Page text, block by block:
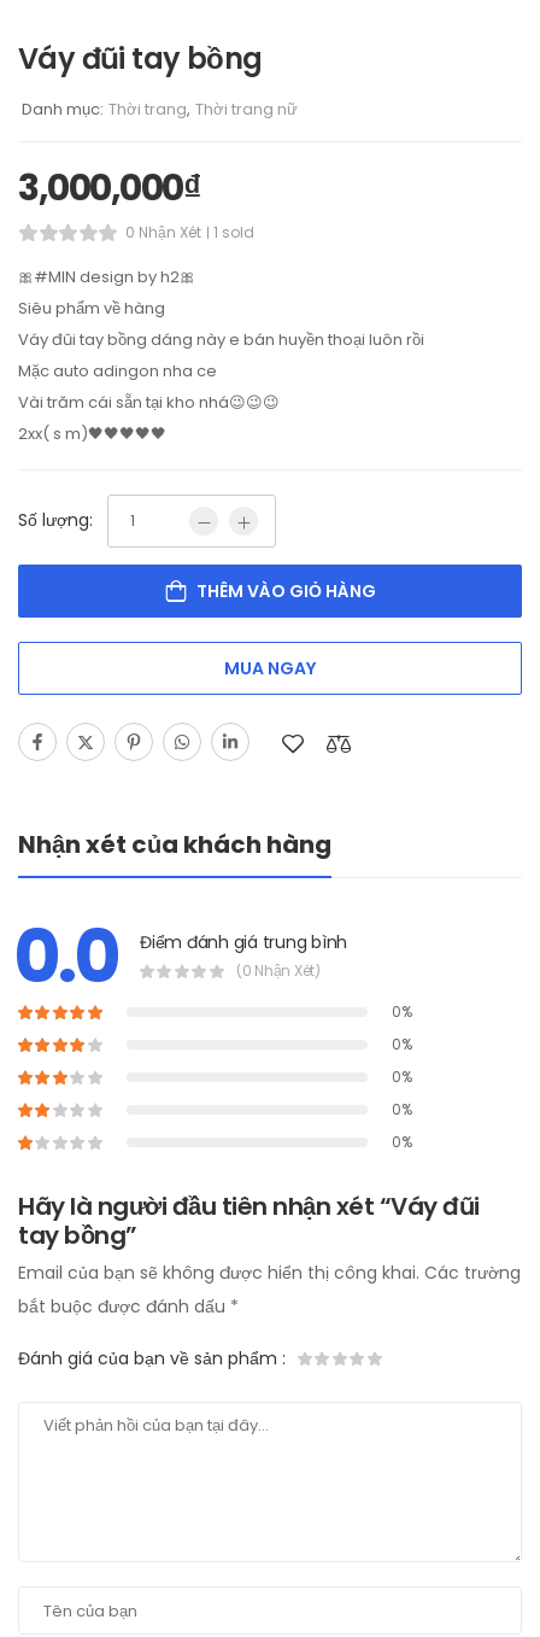
Váy đũi tay bồng
Danh mục: Thời trang, Thời trang nữ
3,000,000₫
0 Nhận Xét 1 sold
🎀#MIN design by h2🎀
Siêu phẩm về hàng
Váy đũi tay bồng dáng này e bán huyền thoại luôn rồi
Mặc auto adingon nha ce
Vài trăm cái sẵn tại kho nhá😉😉😉
2xx( s m)🖤🖤🖤🖤🖤
Số lượng:
THÊM VÀO GIỎ HÀNG
MUA NGAY
Nhận xét của khách hàng
0.0 Điểm đánh giá trung bình
(0 Nhận Xét)
0%
0%
0%
0%
0%
Hãy là người đầu tiên nhận xét “Váy đũi
tay bồng”
Email của bạn sẽ không được hiển thị công khai. Các trường
bắt buộc được đánh dấu *
Đánh giá của bạn về sản phẩm :